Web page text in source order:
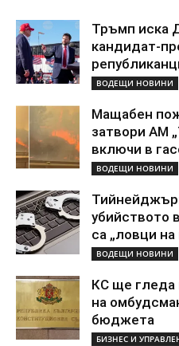
Тръмп иска
кандидат-
ВОДЕЩИ НОВИНИ
Мащабен
затвори АМ
включи в
ВОДЕЩИ НОВИНИ
убийството
са „ловци
ВОДЕЩИ НОВИНИ
КС ще гледа
на
бюджета
БИЗНЕС И